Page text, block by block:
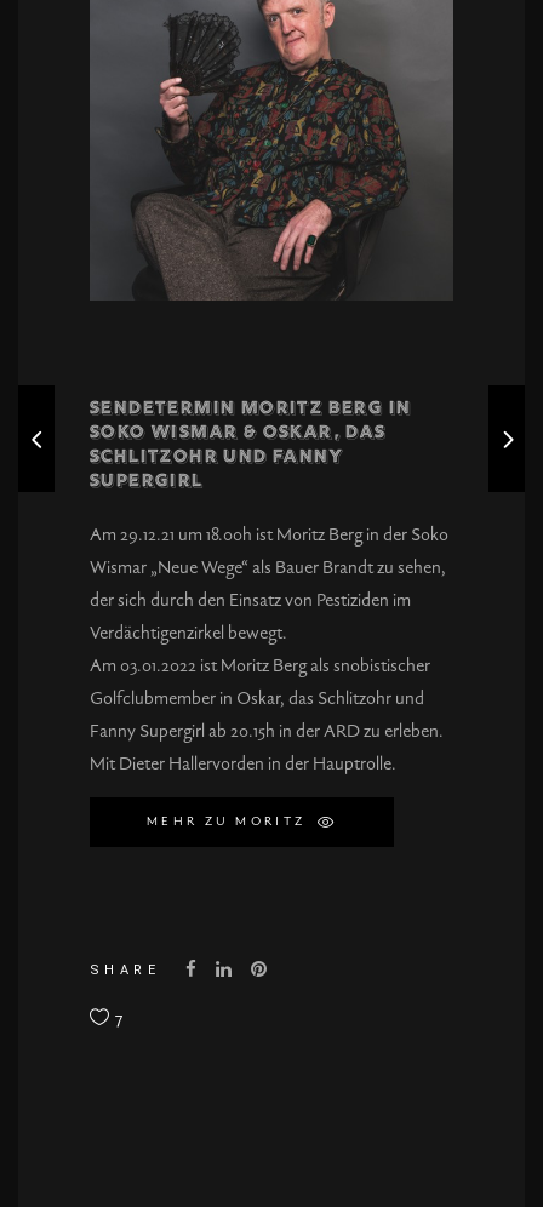
SENDETERMIN Moritz Berg in
SOKO WISMAR & OSKAR, DAS
SCHLITZOHR UND FANNY
SUPERGIRL
Am 29.12.21 um 18.00h ist Moritz Berg in der Soko
Wismar „Neue Wege“ als Bauer Brandt zu sehen,
der sich durch den Einsatz von Pestiziden im
Verdächtigenzirkel bewegt.
Am 03.01.2022 ist Moritz Berg als snobistischer
Golfclubmember in Oskar, das Schlitzohr und
Fanny Supergirl ab 20.15h in der ARD zu erleben.
Mit Dieter Hallervorden in der Hauptrolle.
MEHR ZU MORITZ
SHARE
7